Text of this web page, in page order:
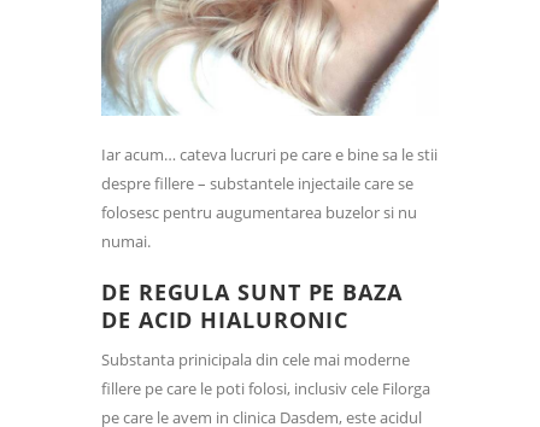
Iar acum… cateva lucruri pe care e bine sa le stii
despre fillere – substantele injectaile care se
folosesc pentru augumentarea buzelor si nu
numai.
DE REGULA SUNT PE BAZA
DE ACID HIALURONIC
Substanta prinicipala din cele mai moderne
fillere pe care le poti folosi, inclusiv cele Filorga
pe care le avem in clinica Dasdem, este acidul